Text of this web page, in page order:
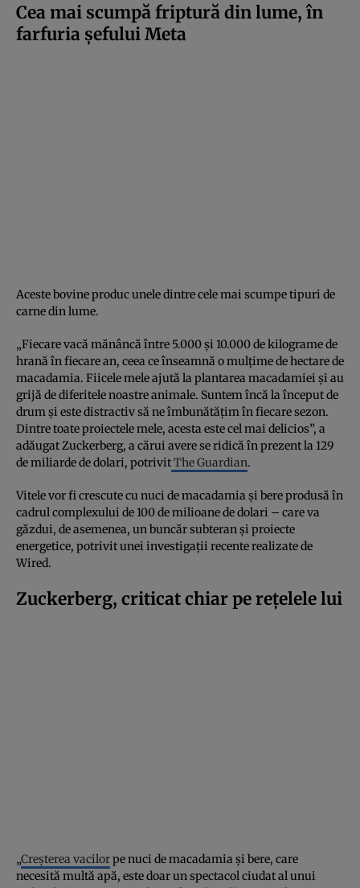
Cea mai scumpă friptură din lume, în
farfuria șefului Meta
Aceste bovine produc unele dintre cele mai scumpe tipuri de
carne din lume.
„Fiecare vacă mănâncă între 5.000 și 10.000 de kilograme de
hrană în fiecare an, ceea ce înseamnă o mulțime de hectare de
macadamia. Fiicele mele ajută la plantarea macadamiei și au
grijă de diferitele noastre animale. Suntem încă la început de
drum și este distractiv să ne îmbunătățim în fiecare sezon.
Dintre toate proiectele mele, acesta este cel mai delicios”, a
adăugat Zuckerberg, a cărui avere se ridică în prezent la 129
de miliarde de dolari, potrivitThe Guardian.
Vitele vor fi crescute cu nuci de macadamia și bere produsă în
cadrul complexului de 100 de milioane de dolari – care va
găzdui, de asemenea, un buncăr subteran și proiecte
energetice, potrivit unei investigații recente realizate de
Wired.
Zuckerberg, criticat chiar pe rețelele lui
„Creșterea vacilorpe nuci de macadamia și bere, care
necesită multă apă, este doar un spectacol ciudat al unui